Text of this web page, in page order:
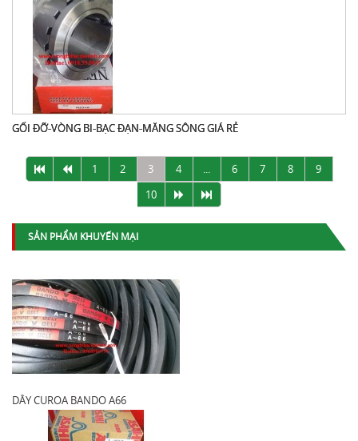
GỐI ĐỠ-VÒNG BI-BẠC ĐẠN-MĂNG SÔNG GIÁ RẺ
1 2 3 4 ... 6 7 8
9
10
SẢN PHẨM KHUYẾN MẠI
DÂY CUROA BANDO A66